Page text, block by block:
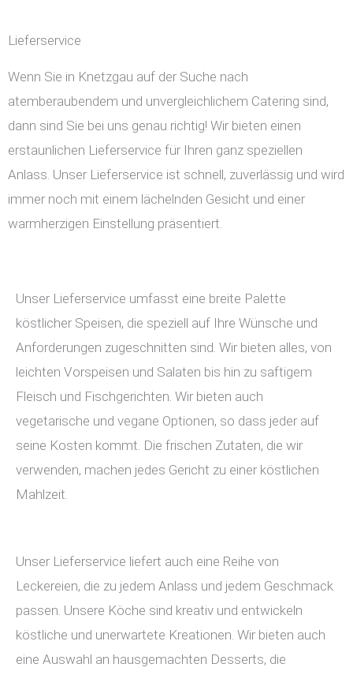
Lieferservice
Wenn Sie in Knetzgau auf der Suche nach
atemberaubendem und unvergleichlichem Catering sind,
dann sind Sie bei uns genau richtig! Wir bieten einen
erstaunlichen Lieferservice für Ihren ganz speziellen
Anlass. Unser Lieferservice ist schnell, zuverlässig und wird
immer noch mit einem lächelnden Gesicht und einer
warmherzigen Einstellung präsentiert.
Unser Lieferservice umfasst eine breite Palette
köstlicher Speisen, die speziell auf Ihre Wünsche und
Anforderungen zugeschnitten sind. Wir bieten alles, von
leichten Vorspeisen und Salaten bis hin zu saftigem
Fleisch und Fischgerichten. Wir bieten auch
vegetarische und vegane Optionen, so dass jeder auf
seine Kosten kommt. Die frischen Zutaten, die wir
verwenden, machen jedes Gericht zu einer köstlichen
Mahlzeit.
Unser Lieferservice liefert auch eine Reihe von
Leckereien, die zu jedem Anlass und jedem Geschmack
passen. Unsere Köche sind kreativ und entwickeln
köstliche und unerwartete Kreationen. Wir bieten auch
eine Auswahl an hausgemachten Desserts, die